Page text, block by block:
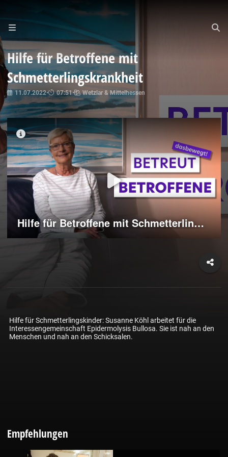
Hilfe für Betroffene mit
Schmetterlingskrankheit
11.07.2022• 07:51• Wetzlar & Mittelhessen
Hilfe für Betroffene mit Schmetterlingskrankheit
Hilfe für Schmetterlingskinder: Susanne Köhl arbeitet für die
Interessengemeinschaft Epidermolysis Bullosa. Sie ist nah an den
Menschen und nah an den Schicksalen.
Empfehlungen